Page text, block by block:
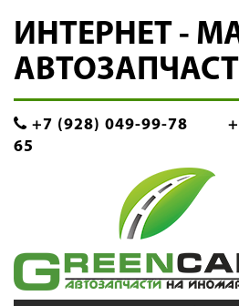
ИНТЕРНЕТ -
+7 (928) 049-99-78
65